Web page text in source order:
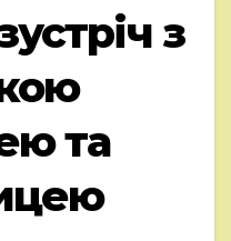
з
та